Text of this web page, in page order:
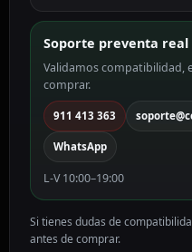
de
tarjetas
AK-
SPX915-
CARDCOVER
cantidad
Soporte preventa real
Validamos compatibilidad,
comprar.
911 413 363
WhatsApp
L-V 10:00–19:00
Si tienes dudas de
antes de comprar.